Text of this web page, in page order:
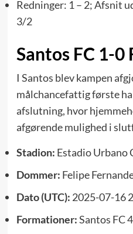
Redninger: 1 – 2; Afsnit
3/2
Santos FC 1-0
I Santos blev kampen
målchancefattig første
afslutning, hvor
afgørende mulighed i
Stadion: Estadio Urbano
Dommer: Felipe
Dato (UTC): 2025-07-16
Formationer:Santos FC